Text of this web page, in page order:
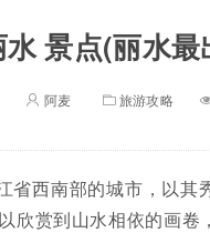
水 景点(丽水
阿麦 旅游攻略
省西南部的城市，以
欣赏到山水相依的画